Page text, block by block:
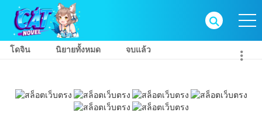
โดจิน นิยายทั้งหมด จบแล้ว